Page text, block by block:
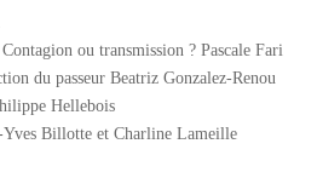
ou transmission ? Pascale Fari
du passeur Beatriz Gonzalez-Renou
Hellebois
Yves Billotte et Charline Lameille